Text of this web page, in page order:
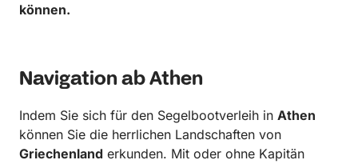
können.
Navigation ab Athen
Indem Sie sich für den Segelbootverleih in Athen
können Sie die herrlichen Landschaften von
Griechenland erkunden. Mit oder ohne Kapitän